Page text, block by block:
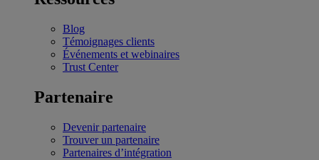
Blog
Témoignages clients
Événements et webinaires
Trust Center
Partenaire
Devenir partenaire
Trouver un partenaire
Partenaires d’intégration